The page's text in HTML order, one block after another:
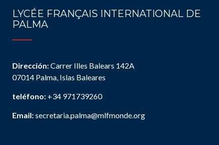
LYCÉE FRANÇAIS INTERNATIONAL DE
PALMA
Dirección:Carrer Illes Balears 142A
07014 Palma, Islas Baleares
teléfono: +34 971739260
Email:secretaria.palma@mlfmonde.org